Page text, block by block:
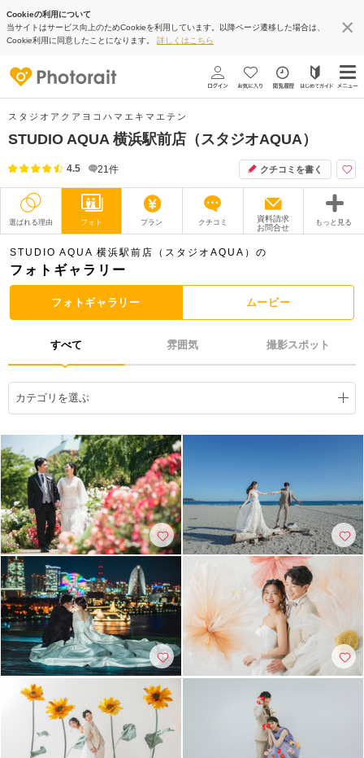
Cookieの利用について
当サイトはサービス向上のためCookieを利用しています。以降ページ遷移した場合は、
Cookie利用に同意したことになります。 詳しくはこちら
スタジオアクアヨコハマエキマエテン
STUDIO AQUA 横浜駅前店（スタジオAQUA）
4.5 21 件 クチコミを書く
選ばれる理由 フォト プラン クチコミ
資料請求
お問合せ
もっと見る
撮影レポート フォトグラファー
衣装 ムービー
ブログ
アクセス/TEL スタジオトップ
STUDIO AQUA 横浜駅前店（スタジオAQUA）の
フォトギャラリー
フォトギャラリー ムービー
すべて 雰囲気 撮影スポット
カテゴリを選ぶ